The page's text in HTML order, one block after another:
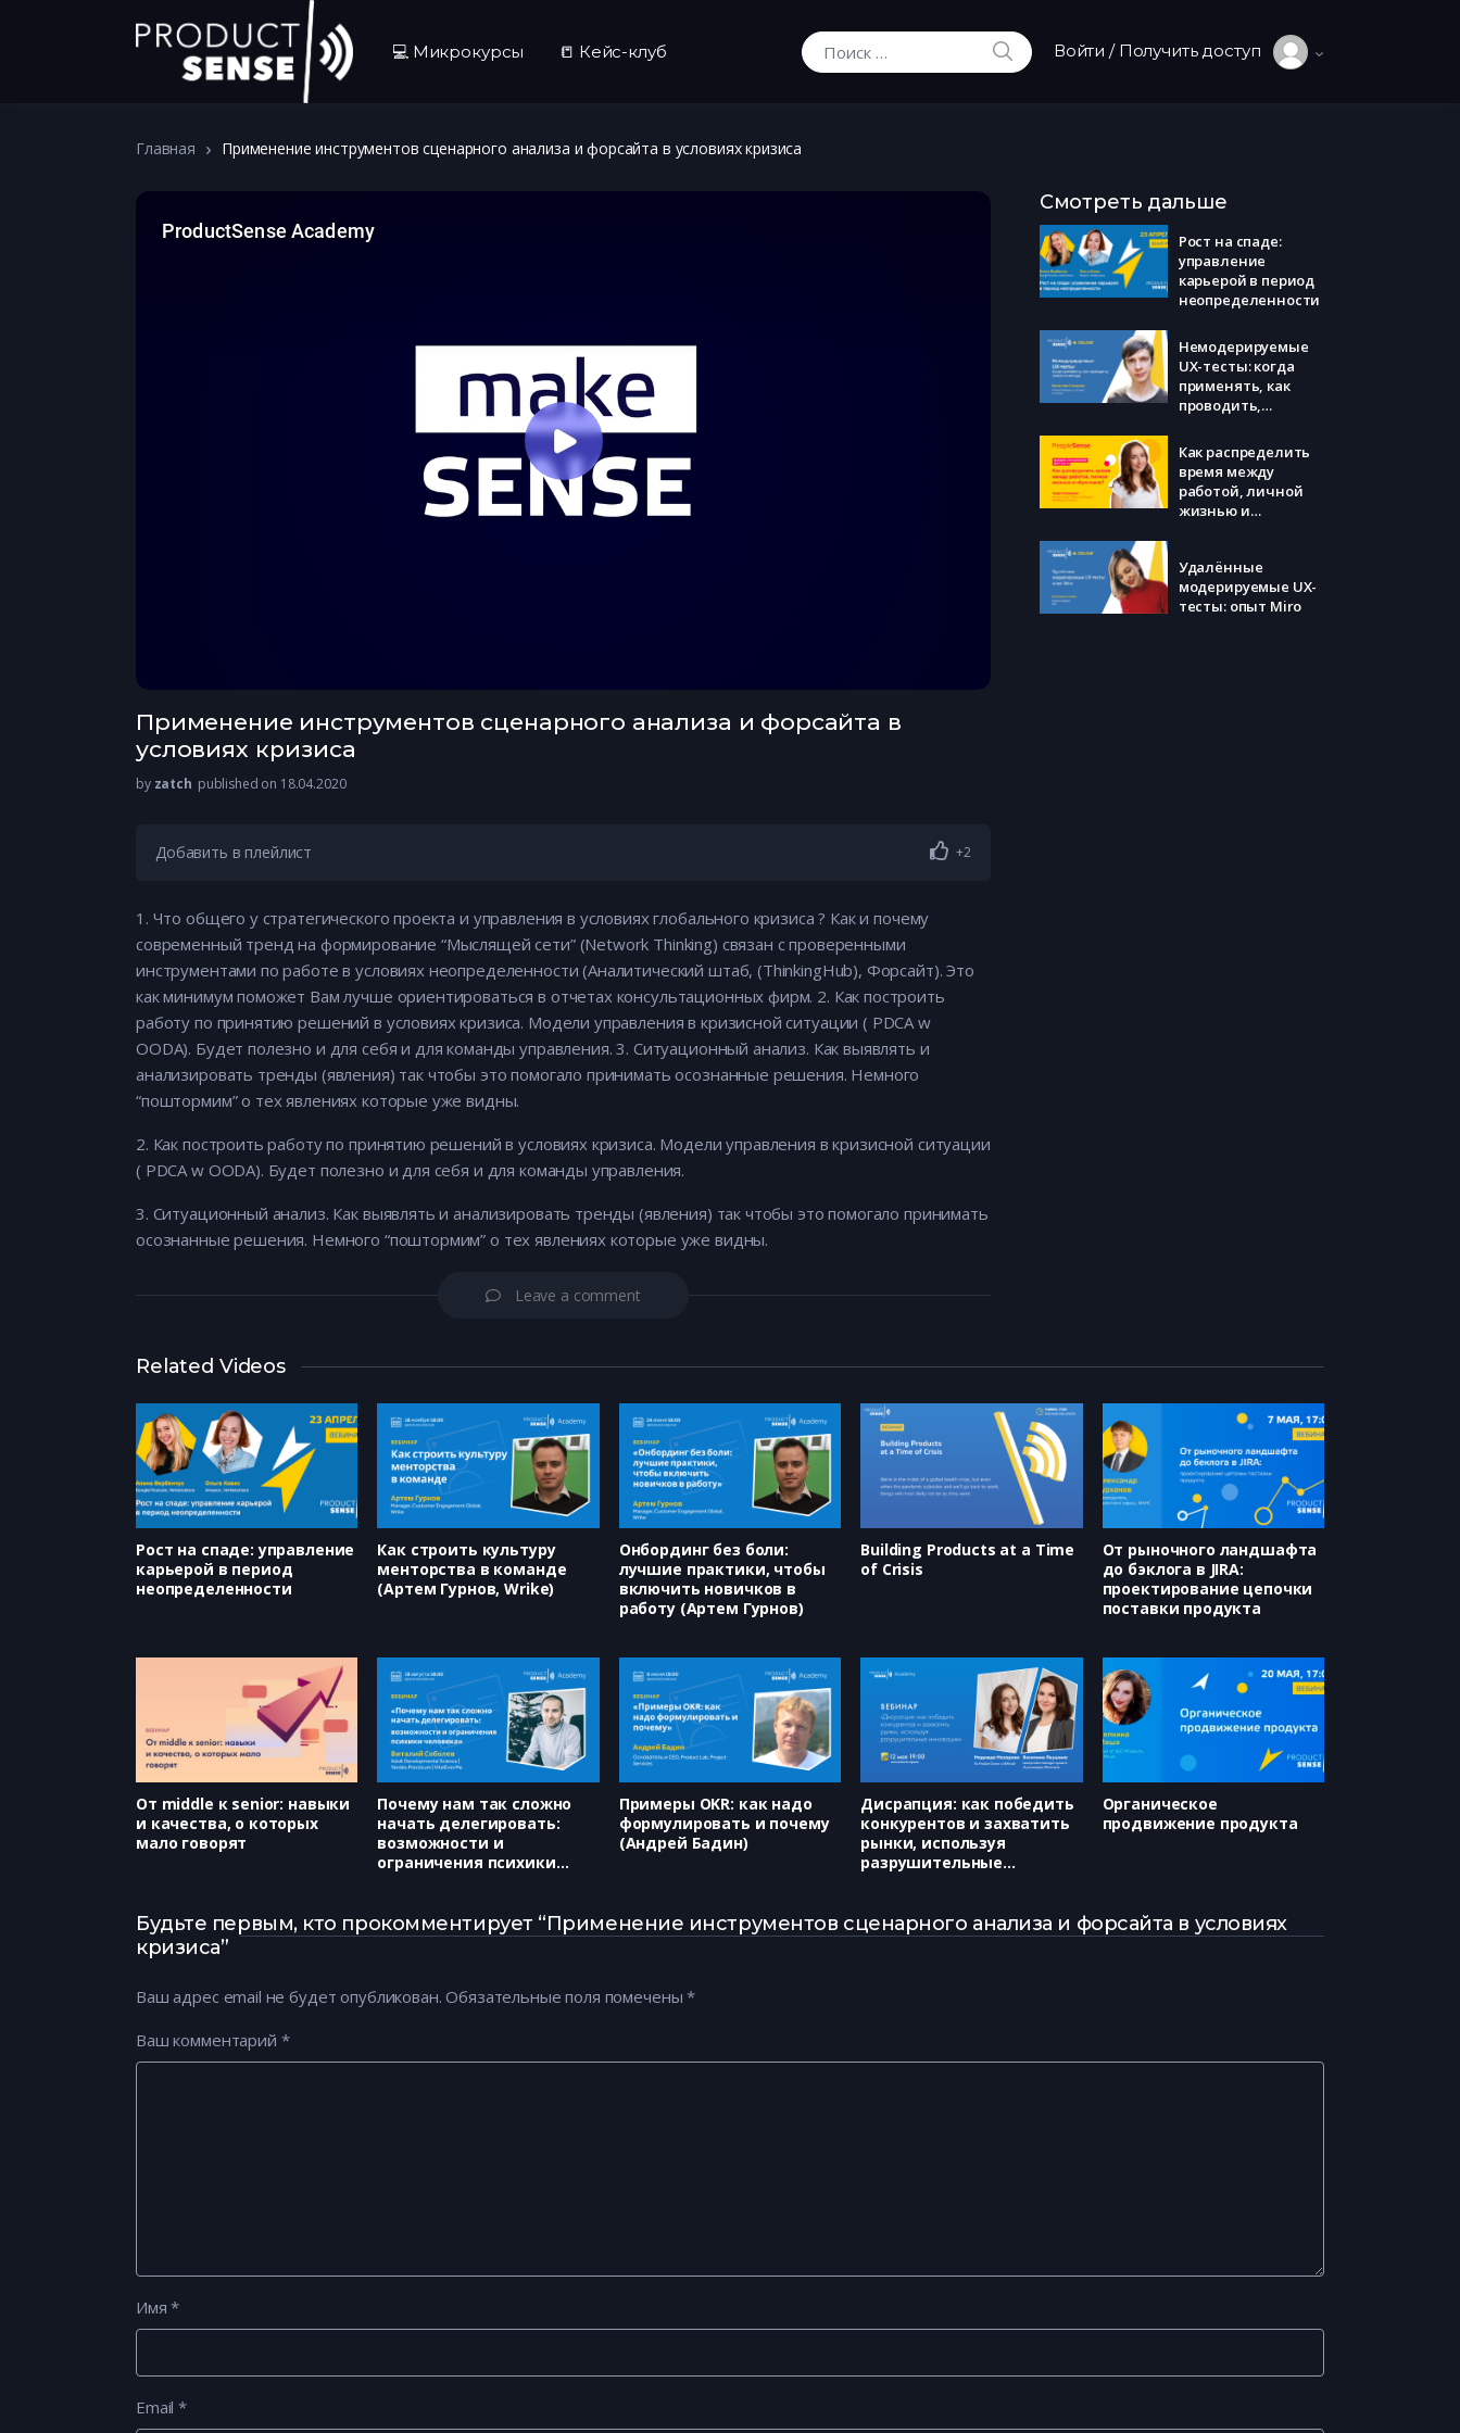
💻 Микрокурсы 📒 Кейс-клуб
Искать:
ИСКАТЬВойти / Получить доступ
Главная Применение инструментов сценарного анализа и форсайта в условиях кризиса
Применение инструментов сценарного анализа и форсайта в
условиях кризиса
by zatch published on 18.04.2020
Добавить в плейлист +2
1. Что общего у стратегического проекта и управления в условиях глобального кризиса ? Как и почему
современный тренд на формирование “Мыслящей сети” (Network Thinking) связан с проверенными
инструментами по работе в условиях неопределенности (Аналитический штаб, (ThinkingHub), Форсайт). Это
как минимум поможет Вам лучше ориентироваться в отчетах консультационных фирм. 2. Как построить
работу по принятию решений в условиях кризиса. Модели управления в кризисной ситуации ( PDCA w
OODA). Будет полезно и для себя и для команды управления. 3. Ситуационный анализ. Как выявлять и
анализировать тренды (явления) так чтобы это помогало принимать осознанные решения. Немного
“поштормим” о тех явлениях которые уже видны.
2. Как построить работу по принятию решений в условиях кризиса. Модели управления в кризисной ситуации
( PDCA w OODA). Будет полезно и для себя и для команды управления.
3. Ситуационный анализ. Как выявлять и анализировать тренды (явления) так чтобы это помогало принимать
осознанные решения. Немного “поштормим” о тех явлениях которые уже видны.
Leave a comment
Смотреть дальше
Рост на спаде:
управление
карьерой в период
неопределенности
Немодерируемые
UX-тесты: когда
применять, как
проводить,
Как распределить
время между
работой, личной
жизнью и
Удалëнные
модерируемые UX-
тесты: опыт Miro
Related Videos
Рост на спаде: управление
карьерой в период
неопределенности
Как строить культуру
менторства в команде
(Артем Гурнов, Wrike)
Онбординг без боли:
лучшие практики, чтобы
включить новичков в
работу (Артем Гурнов)
Building Products at a Time
of Crisis
От рыночного ландшафта
до бэклога в JIRA:
проектирование цепочки
поставки продукта
От middle к senior: навыки
и качества, о которых
мало говорят
Почему нам так сложно
начать делегировать:
возможности и
ограничения психики
Примеры OKR: как надо
формулировать и почему
(Андрей Бадин)
Дисрапция: как победить
конкурентов и захватить
рынки, используя
разрушительные
Леушина)
Органическое
продвижение продукта
Будьте первым, кто прокомментирует “Применение инструментов сценарного анализа и форсайта в условиях
кризиса”
Ваш адрес email не будет опубликован. Обязательные поля помечены*
Ваш комментарий *
Имя*
Email*